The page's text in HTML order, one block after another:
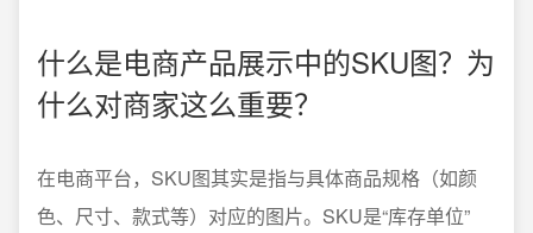
什么是电商产品展示中的SKU图？为
什么对商家这么重要？
在电商平台，SKU图其实是指与具体商品规格（如颜
色、尺寸、款式等）对应的图片。SKU是“库存单位”